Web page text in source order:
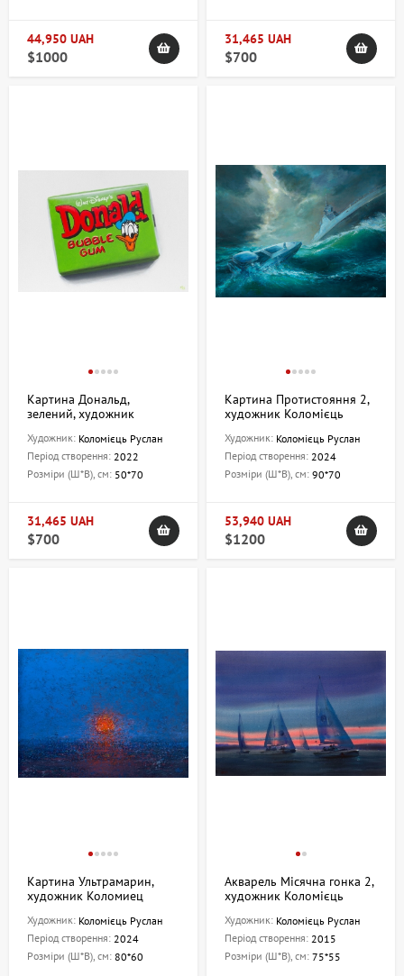
44,950 UAH
$1000
31,465 UAH
$700
Картина Дональд,
зелений, художник
Художник: Коломієць Руслан
Період створення: 2022
Розміри (Ш*В), см: 50*70
31,465 UAH
$700
Картина Протистояння 2,
художник Коломієць
Художник: Коломієць Руслан
Період створення: 2024
Розміри (Ш*В), см: 90*70
53,940 UAH
$1200
Картина Ультрамарин,
художник Коломиец
Художник: Коломієць Руслан
Період створення: 2024
Розміри (Ш*В), см: 80*60
Акварель Місячна гонка 2,
художник Коломієць
Художник: Коломієць Руслан
Період створення: 2015
Розміри (Ш*В), см: 75*55